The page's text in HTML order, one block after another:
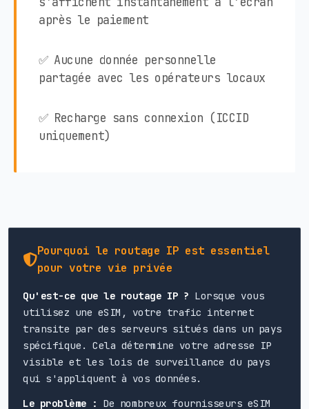
après le paiement
✅ Aucune donnée personnelle
partagée avec les opérateurs locaux
✅ Recharge sans connexion (ICCID
uniquement)
Pourquoi le routage IP est essentiel
pour votre vie privée
Qu'est-ce que le routage IP ? Lorsque vous
utilisez une eSIM, votre trafic internet
transite par des serveurs situés dans un pays
spécifique. Cela détermine votre adresse IP
visible et les lois de surveillance du pays
qui s'appliquent à vos données.
Le problème : De nombreux fournisseurs eSIM